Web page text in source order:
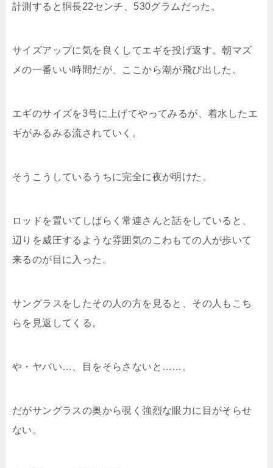
計測すると胴長22センチ、530グラムだった。
サイズアップに気を良くしてエギを投げ返す。朝マズ
メの一番いい時間だが、ここから潮が飛び出した。
エギのサイズを3号に上げてやってみるが、着水したエ
ギがみるみる流されていく。
そうこうしているうちに完全に夜が明けた。
ロッドを置いてしばらく常連さんと話をしていると、
辺りを威圧するような雰囲気のこわもての人が歩いて
来るのが目に入った。
サングラスをしたその人の方を見ると、その人もこち
らを見返してくる。
や・ヤバい…、目をそらさないと……。
だがサングラスの奥から覗く強烈な眼力に目がそらせ
ない。